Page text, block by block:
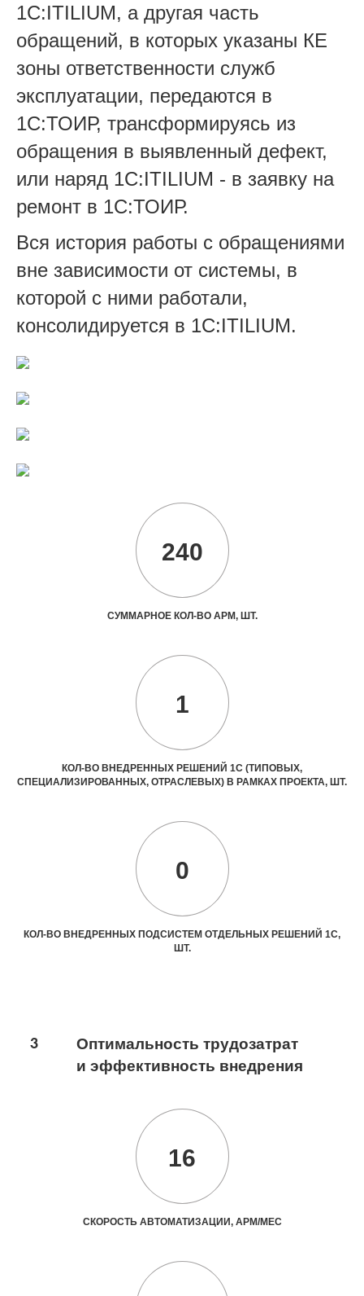
1С:ITILIUM, а другая часть
обращений, в которых указаны КЕ
зоны ответственности служб
эксплуатации, передаются в
1С:ТОИР, трансформируясь из
обращения в выявленный дефект,
или наряд 1С:ITILIUM - в заявку на
ремонт в 1С:ТОИР.
Вся история работы с обращениями
вне зависимости от системы, в
которой с ними работали,
консолидируется в 1С:ITILIUM.
240
СУММАРНОЕ КОЛ-ВО АРМ, ШТ.
1
КОЛ-ВО ВНЕДРЕННЫХ РЕШЕНИЙ 1С (ТИПОВЫХ,
СПЕЦИАЛИЗИРОВАННЫХ, ОТРАСЛЕВЫХ) В РАМКАХ ПРОЕКТА, ШТ.
0
КОЛ-ВО ВНЕДРЕННЫХ ПОДСИСТЕМ ОТДЕЛЬНЫХ РЕШЕНИЙ 1С,
ШТ.
3
Оптимальность трудозатрат
и эффективность внедрения
16
СКОРОСТЬ АВТОМАТИЗАЦИИ, АРМ/МЕС